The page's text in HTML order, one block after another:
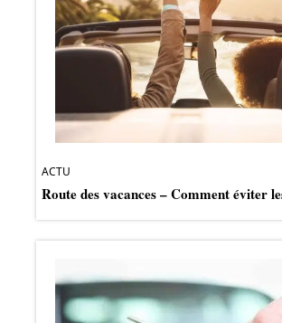
ACTU
Route des vacances – Comment éviter